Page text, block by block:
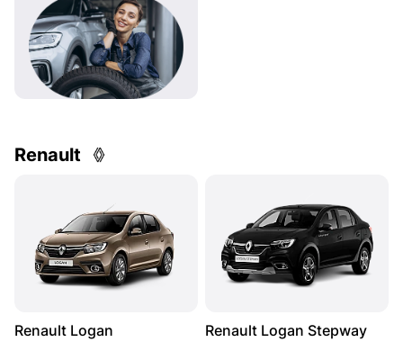
Renault
Renault Logan
Renault Logan Stepway